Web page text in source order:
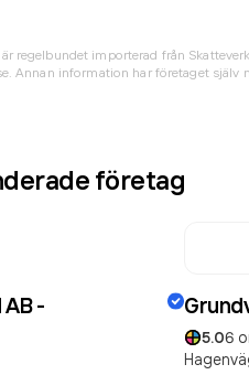
regelbundet importerad från
Annan information har företaget själv
företag
-
5.06